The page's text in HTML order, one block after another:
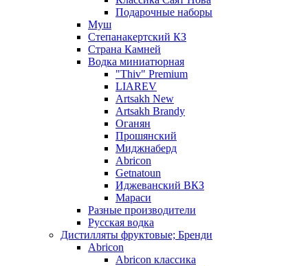
Подарочные наборы
Муш
Степанакертский КЗ
Страна Камней
Водка миниатюрная
"Thiv" Premium
LIAREV
Artsakh New
Artsakh Brandy
Оганян
Прошянский
Миджнаберд
Abricon
Getnatoun
Иджеванский ВКЗ
Мараси
Разные производители
Русская водка
Дистилляты фруктовые; Бренди
Abricon
Abricon классика